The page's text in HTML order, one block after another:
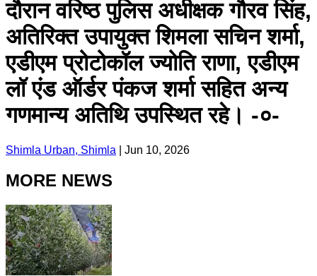
दौरान वरिष्ठ पुलिस अधीक्षक गौरव सिंह,
अतिरिक्त उपायुक्त शिमला सचिन शर्मा,
एडीएम प्रोटोकॉल ज्योति राणा, एडीएम
लॉ एंड ऑर्डर पंकज शर्मा सहित अन्य
गणमान्य अतिथि उपस्थित रहे। -०-
Shimla Urban, Shimla Jun 10, 2026
MORE NEWS